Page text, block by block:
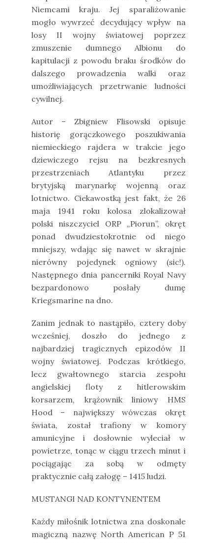
Niemcami kraju. Jej sparaliżowanie
mogło wywrzeć decydujący wpływ na
losy II wojny światowej poprzez
zmuszenie dumnego Albionu do
kapitulacji z powodu braku środków do
dalszego prowadzenia walki oraz
umożliwiających przetrwanie ludności
cywilnej.
Autor – Zbigniew Flisowski opisuje
historię gorączkowego poszukiwania
niemieckiego rajdera w trakcie jego
dziewiczego rejsu na bezkresnych
przestrzeniach Atlantyku przez
brytyjską marynarkę wojenną oraz
lotnictwo. Ciekawostką jest fakt, że 26
maja 1941 roku kolosa zlokalizował
polski niszczyciel ORP „Piorun”, okręt
ponad dwudziestokrotnie od niego
mniejszy, wdając się nawet w skrajnie
nierówny pojedynek ogniowy (sic!).
Następnego dnia pancerniki Royal Navy
bezpardonowo posłały dumę
Kriegsmarine na dno.
Zanim jednak to nastąpiło, cztery doby
wcześniej, doszło do jednego z
najbardziej tragicznych epizodów II
wojny światowej. Podczas krótkiego,
lecz gwałtownego starcia zespołu
angielskiej floty z hitlerowskim
korsarzem, krążownik liniowy HMS
Hood – największy wówczas okręt
świata, został trafiony w komory
amunicyjne i dosłownie wyleciał w
powietrze, tonąc w ciągu trzech minut i
pociągając za sobą w odmęty
praktycznie całą załogę – 1415 ludzi.
MUSTANGI NAD KONTYNENTEM
Każdy miłośnik lotnictwa zna doskonale
magiczną nazwę North American P 51